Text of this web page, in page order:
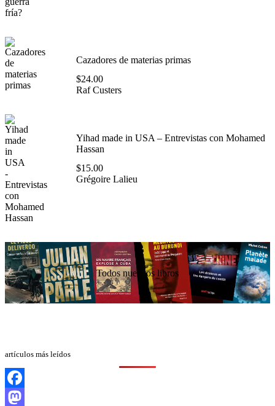
Cazadores de materias primas
$24.00
Raf Custers
Yihad made in USA – Entrevistas con Mohamed
Hassan
$15.00
Grégoire Lalieu
Todos nuestros libros
artículos más leídos
Facebook